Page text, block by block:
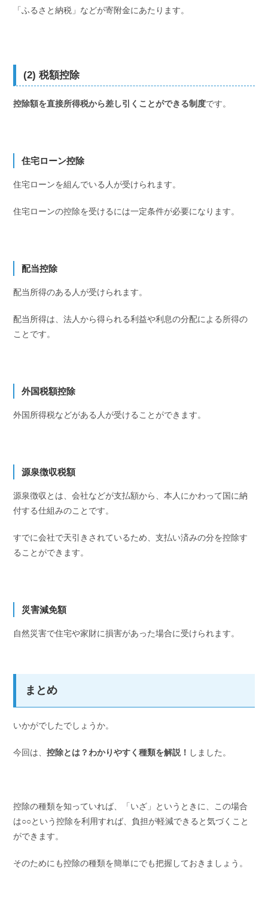
「ふるさと納税」などが寄附金にあたります。
(2) 税額控除
控除額を直接所得税から差し引くことができる制度です。
住宅ローン控除
住宅ローンを組んでいる人が受けられます。
住宅ローンの控除を受けるには一定条件が必要になります。
配当控除
配当所得のある人が受けられます。
配当所得は、法人から得られる利益や利息の分配による所得の
ことです。
外国税額控除
外国所得税などがある人が受けることができます。
源泉徴収税額
源泉徴収とは、会社などが支払額から、本人にかわって国に納
付する仕組みのことです。
すでに会社で天引きされているため、支払い済みの分を控除す
ることができます。
災害減免額
自然災害で住宅や家財に損害があった場合に受けられます。
まとめ
いかがでしたでしょうか。
今回は、控除とは？わかりやすく種類を解説！ しました。
控除の種類を知っていれば、「いざ」というときに、この場合
は○○という控除を利用すれば、負担が軽減できると気づくこと
ができます。
そのためにも控除の種類を簡単にでも把握しておきましょう。